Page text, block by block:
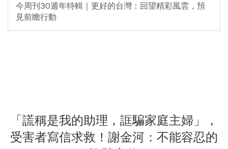
今周刊30週年特輯｜更好的台灣：回望精彩風雲，預
見前瞻行動
「謊稱是我的助理，誆騙家庭主婦」，
受害者寫信求救！謝金河：不能容忍的